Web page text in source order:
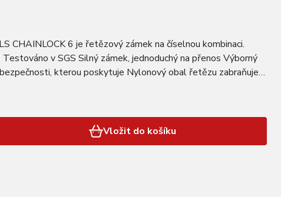
CHAINLOCK 6 je řetězový zámek na číselnou kombinaci.
v SGS Silný zámek, jednoduchý na přenos Výborný
kterou poskytuje Nylonový obal řetězu zabraňuje
Vložit do košíku